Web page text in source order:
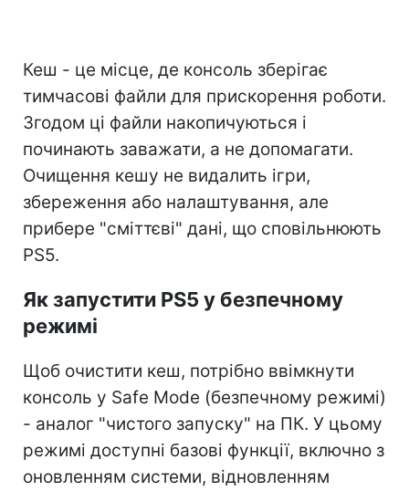
Кеш - це місце, де консоль зберігає
тимчасові файли для прискорення роботи.
Згодом ці файли накопичуються і
починають заважати, а не допомагати.
Очищення кешу не видалить ігри,
збереження або налаштування, але
прибере "сміттєві" дані, що сповільнюють
PS5.
Як запустити PS5 у безпечному
режимі
Щоб очистити кеш, потрібно ввімкнути
консоль у Safe Mode (безпечному режимі)
- аналог "чистого запуску" на ПК. У цьому
режимі доступні базові функції, включно з
оновленням системи, відновленням